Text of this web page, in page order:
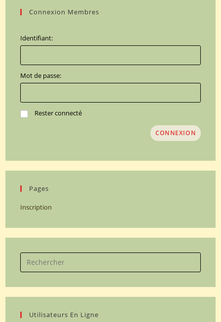
Connexion Membres
Identifiant:
Mot de passe:
Rester connecté
CONNEXION
Pages
Inscription
Utilisateurs En Ligne